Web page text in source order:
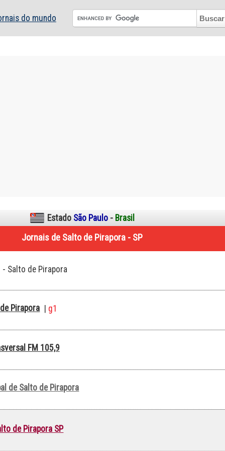
do mundo
Estado São Paulo- Brasil
Jornais de Salto de Pirapora - SP
- Salto de Pirapora
Pirapora | g1
FM 105,9
de Salto de Pirapora
de Pirapora SP